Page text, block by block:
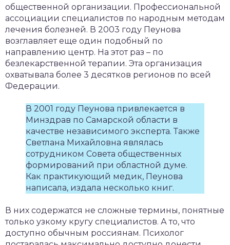
общественной организации. Профессиональной
ассоциации специалистов по народным методам
лечения болезней. В 2003 году Пеунова
возглавляет еще один подобный по
направлению центр. На этот раз – по
безлекарственной терапии. Эта организация
охватывала более 3 десятков регионов по всей
Федерации.
В 2001 году Пеунова привлекается в
Минздрав по Самарской области в
качестве независимого эксперта. Также
Светлана Михайловна являлась
сотрудником Совета общественных
формирований при областной думе.
Как практикующий медик, Пеунова
написала, издала несколько книг.
В них содержатся не сложные термины, понятные
только узкому кругу специалистов. А то, что
доступно обычным россиянам. Психолог